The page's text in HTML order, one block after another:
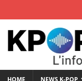
HOME NEWS K-POP